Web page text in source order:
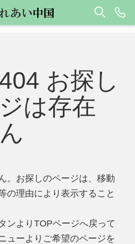
お探し
は存在
。お探しのページは、移動
の理由により表示すること
ンよりTOPページへ戻って
ューよりご希望のページを